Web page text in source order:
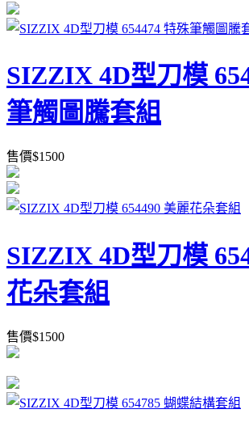
SIZZIX 4D型刀模
筆觸圖騰套組
售價$1500
SIZZIX 4D型刀模
花朵套組
售價$1500